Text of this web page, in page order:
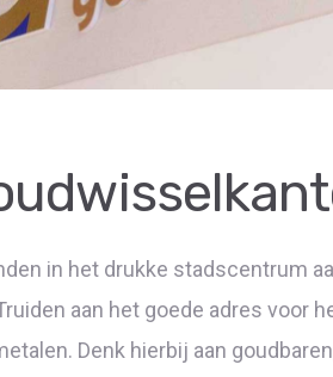
in het drukke stadscentrum
aan het goede adres voor
Denk hierbij aan